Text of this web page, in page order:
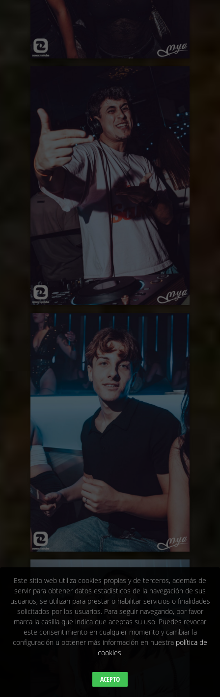
Este sitio web utiliza cookies propias y de terceros, además de
servir para obtener datos estadísticos de la navegación de sus
usuarios, se utilizan para prestar o habilitar servicios o finalidades
solicitados por los usuarios. Para seguir navegando, por favor
marca la casilla que indica que aceptas su uso. Puedes revocar
este consentimiento en cualquier momento y cambiar la
configuración u obtener más información en nuestra política de
cookies.
ACEPTO